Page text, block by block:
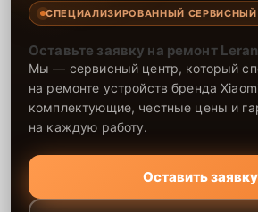
СПЕЦИАЛИЗИРОВАННЫЙ СЕРВИСНЫЙ
Оставьте заявку на ремонт Leran
Мы — сервисный центр, который
на ремонте устройств бренда
комплектующие, честные цены и
на каждую работу.
Оставить заявку